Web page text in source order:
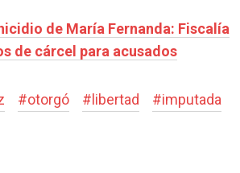
de María Fernanda: Fiscalía
de cárcel para acusados
#otorgó # libertad #imputada